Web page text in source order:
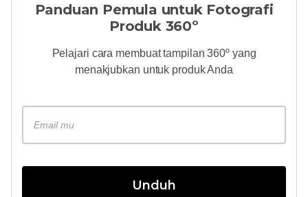
Panduan Pemula untuk Fotografi
Produk 360º
Pelajari cara membuat tampilan 360º yang
menakjubkan untuk produk Anda
Unduh